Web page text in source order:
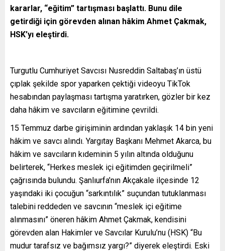
kararlar, “eğitim” tartışması başlattı. Bunu dile
getirdiği için görevden alınan hâkim Ahmet Çakmak,
HSK’yı eleştirdi.
Turgutlu Cumhuriyet Savcısı Nusreddin Saltabaş’ın üstü
çıplak şekilde spor yaparken çektiği videoyu TikTok
hesabından paylaşması tartışma yaratırken, gözler bir kez
daha hâkim ve savcıların eğitimine çevrildi.
15 Temmuz darbe girişiminin ardından yaklaşık 14 bin yeni
hâkim ve savcı alındı. Yargıtay Başkanı Mehmet Akarca, bu
hâkim ve savcıların kıdeminin 5 yılın altında olduğunu
belirterek, “Herkes meslek içi eğitimden geçirilmeli”
çağrısında bulundu. Şanlıurfa’nın Akçakale ilçesinde 12
yaşındaki iki çocuğun “sarkıntılık” suçundan tutuklanması
talebini reddeden ve savcının “meslek içi eğitime
alınmasını” öneren hâkim Ahmet Çakmak, kendisini
görevden alan Hakimler ve Savcılar Kurulu’nu (HSK) “Bu
mudur tarafsız ve bağımsız yargı?” diyerek eleştirdi. Eski